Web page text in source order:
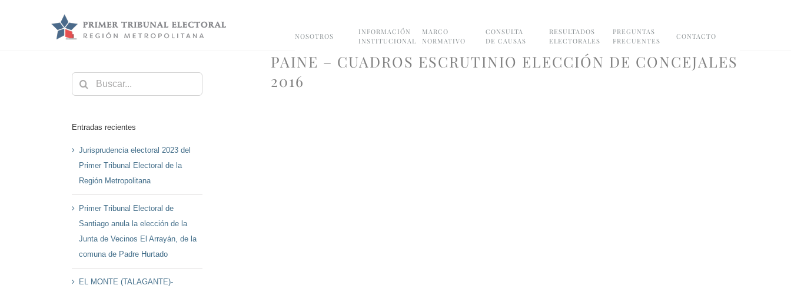
NOSOTROS
INFORMACIÓN
INSTITUCIONAL
MARCO
NORMATIVO
CONSULTA
DE CAUSAS
RESULTADOS
ELECTORALES
PREGUNTAS
FRECUENTES
CONTACTO
PAINE – CUADROS ESCRUTINIO ELECCIÓN DE CONCEJALES
2016
Buscar:
Entradas recientes
Jurisprudencia electoral 2023 del
Primer Tribunal Electoral de la
Región Metropolitana
Primer Tribunal Electoral de
Santiago anula la elección de la
Junta de Vecinos El Arrayán, de la
comuna de Padre Hurtado
EL MONTE (TALAGANTE)-